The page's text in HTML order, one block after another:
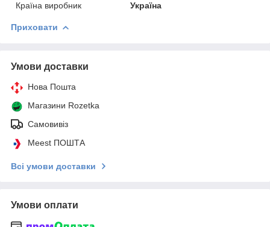
Країна виробник Україна
Приховати
Умови доставки
Нова Пошта
Магазини Rozetka
Самовивіз
Meest ПОШТА
Всі умови доставки
Умови оплати